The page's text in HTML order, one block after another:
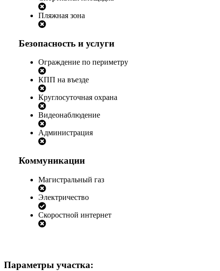
Пляжная зона
Безопасность и услуги
Ограждение по периметру
КПП на въезде
Круглосуточная охрана
Видеонаблюдение
Администрация
Коммуникации
Магистральный газ
Электричество
Скоростной интернет
Параметры участка: